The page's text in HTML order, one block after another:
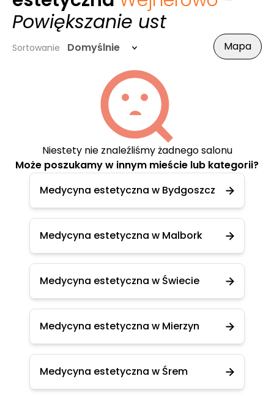
Powiększanie ust
Sortowanie Domyślnie Mapa
Niestety nie znaleźliśmy żadnego salonu
Może poszukamy w innym mieście lub kategorii?
Medycyna estetyczna w Bydgoszcz
Medycyna estetyczna w Malbork
Medycyna estetyczna w Świecie
Medycyna estetyczna w Mierzyn
Medycyna estetyczna w Śrem